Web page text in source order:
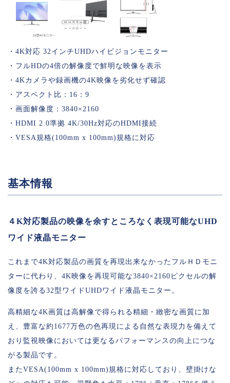
・4K対応 32インチUHDハイビジョンモニター
・フルHDの4倍の解像度で鮮明な映像を表示
・4Kカメラや録画機の4K映像を劣化せず確認
・アスペクト比：16：9
・画面解像度：3840×2160
・HDMI 2.0準拠 4K/30Hz対応のHDMI接続
・VESA規格(100mm x 100mm)規格に対応
基本情報
４K対応製品の映像を余すところなく表現可能なUHD
ワイド液晶モニター
これまで4K対応製品の画質を再現出来なかったフルＨＤモニ
ターに代わり、4K映像を再現可能な3840×2160ピクセルの解
像度を誇る32型ワイドUHDワイド液晶モニター。
高精細な4K画質は高解像で得られる精細・緻密な画質に加
え、豊富な約1677万色の色再現による自然な表現力を備えて
おり監視映像においては更なるパフォーマンスの向上につな
がる製品です。
またVESA(100mm x 100mm)規格に対応しており、壁掛けな